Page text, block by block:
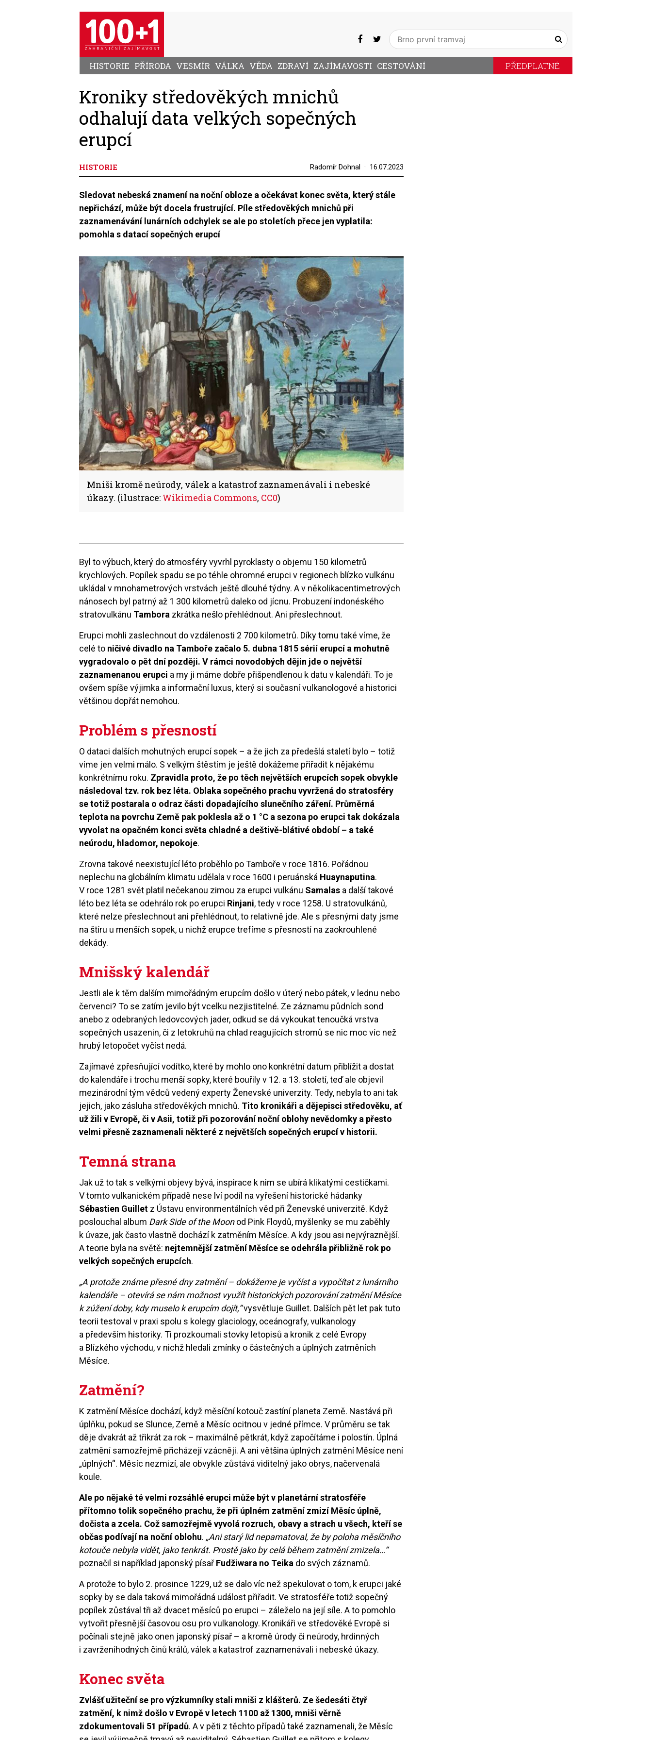
HISTORIE PŘÍRODA VESMÍR VÁLKA VĚDA ZDRAVÍ ZAJÍMAVOSTI CESTOVÁNÍ PŘEDPLATNÉ
Kroniky středověkých mnichů
odhalují data velkých sopečných
erupcí
HISTORIE Radomír Dohnal 16.07.2023
Sledovat nebeská znamení na noční obloze a očekávat konec světa, který stále
nepřichází, může být docela frustrující. Píle středověkých mnichů při
zaznamenávání lunárních odchylek se ale po stoletích přece jen vyplatila:
pomohla s datací sopečných erupcí
Mniši kromě neúrody, válek a katastrof zaznamenávali i nebeské
úkazy. (ilustrace: Wikimedia Commons, CC0)
Byl to výbuch, který do atmosféry vyvrhl pyroklasty o objemu 150 kilometrů
krychlových. Popílek spadu se po téhle ohromné erupci v regionech blízko vulkánu
ukládal v mnohametrových vrstvách ještě dlouhé týdny. A v několikacentimetrových
nánosech byl patrný až 1 300 kilometrů daleko od jícnu. Probuzení indonéského
stratovulkánu Tambora zkrátka nešlo přehlédnout. Ani přeslechnout.
Erupci mohli zaslechnout do vzdálenosti 2 700 kilometrů. Díky tomu také víme, že
celé to ničivé divadlo na Tamboře začalo 5. dubna 1815 sérií erupcí a mohutně
vygradovalo o pět dní později. V rámci novodobých dějin jde o největší
zaznamenanou erupci a my ji máme dobře přišpendlenou k datu v kalendáři. To je
ovšem spíše výjimka a informační luxus, který si současní vulkanologové a historici
většinou dopřát nemohou.
Problém s přesností
O dataci dalších mohutných erupcí sopek – a že jich za předešlá staletí bylo – totiž
víme jen velmi málo. S velkým štěstím je ještě dokážeme přiřadit k nějakému
konkrétnímu roku. Zpravidla proto, že po těch největších erupcích sopek obvykle
následoval tzv. rok bez léta. Oblaka sopečného prachu vyvržená do stratosféry
se totiž postarala o odraz části dopadajícího slunečního záření. Průměrná
teplota na povrchu Země pak poklesla až o 1 °C a sezona po erupci tak dokázala
vyvolat na opačném konci světa chladné a deštivě-blátivé období – a také
neúrodu, hladomor, nepokoje.
Zrovna takové neexistující léto proběhlo po Tamboře v roce 1816. Pořádnou
neplechu na globálním klimatu udělala v roce 1600 i peruánská Huaynaputina.
V roce 1281 svět platil nečekanou zimou za erupci vulkánu Samalas a další takové
léto bez léta se odehrálo rok po erupci Rinjani, tedy v roce 1258. U stratovulkánů,
které nelze přeslechnout ani přehlédnout, to relativně jde. Ale s přesnými daty jsme
na štíru u menších sopek, u nichž erupce trefíme s přesností na zaokrouhlené
dekády.
Mnišský kalendář
Jestli ale k těm dalším mimořádným erupcím došlo v úterý nebo pátek, v lednu nebo
červenci? To se zatím jevilo být vcelku nezjistitelné. Ze záznamu půdních sond
anebo z odebraných ledovcových jader, odkud se dá vykoukat tenoučká vrstva
sopečných usazenin, či z letokruhů na chlad reagujících stromů se nic moc víc než
hrubý letopočet vyčíst nedá.
Zajímavé zpřesňující vodítko, které by mohlo ono konkrétní datum přiblížit a dostat
do kalendáře i trochu menší sopky, které bouřily v 12. a 13. století, teď ale objevil
mezinárodní tým vědců vedený experty Ženevské univerzity. Tedy, nebyla to ani tak
jejich, jako zásluha středověkých mnichů. Tito kronikáři a dějepisci středověku, ať
už žili v Evropě, či v Asii, totiž při pozorování noční oblohy nevědomky a přesto
velmi přesně zaznamenali některé z největších sopečných erupcí v historii.
Temná strana
Jak už to tak s velkými objevy bývá, inspirace k nim se ubírá klikatými cestičkami.
V tomto vulkanickém případě nese lví podíl na vyřešení historické hádanky
Sébastien Guillet z Ústavu environmentálních věd při Ženevské univerzitě. Když
poslouchal album Dark Side of the Moonod Pink Floydů, myšlenky se mu zaběhly
k úvaze, jak často vlastně dochází k zatměním Měsíce. A kdy jsou asi nejvýraznější.
A teorie byla na světě: nejtemnější zatmění Měsíce se odehrála přibližně rok po
velkých sopečných erupcích.
„A protože známe přesné dny zatmění – dokážeme je vyčíst a vypočítat z lunárního
kalendáře – otevírá se nám možnost využít historických pozorování zatmění Měsíce
k zúžení doby, kdy muselo k erupcím dojít,“vysvětluje Guillet. Dalších pět let pak tuto
teorii testoval v praxi spolu s kolegy glaciology, oceánografy, vulkanology
a především historiky. Ti prozkoumali stovky letopisů a kronik z celé Evropy
a Blízkého východu, v nichž hledali zmínky o částečných a úplných zatměních
Měsíce.
Zatmění?
K zatmění Měsíce dochází, když měsíční kotouč zastíní planeta Země. Nastává při
úplňku, pokud se Slunce, Země a Měsíc ocitnou v jedné přímce. V průměru se tak
děje dvakrát až třikrát za rok – maximálně pětkrát, když započítáme i polostín. Úplná
zatmění samozřejmě přicházejí vzácněji. A ani většina úplných zatmění Měsíce není
„úplných“. Měsíc nezmizí, ale obvykle zůstává viditelný jako obrys, načervenalá
koule.
Ale po nějaké té velmi rozsáhlé erupci může být v planetární stratosféře
přítomno tolik sopečného prachu, že při úplném zatmění zmizí Měsíc úplně,
dočista a zcela. Což samozřejmě vyvolá rozruch, obavy a strach u všech, kteří se
občas podívají na noční oblohu. „Ani starý lid nepamatoval, že by poloha měsíčního
kotouče nebyla vidět, jako tenkrát. Prostě jako by celá během zatmění zmizela…“
poznačil si například japonský písař Fudžiwara no Teika do svých záznamů.
A protože to bylo 2. prosince 1229, už se dalo víc než spekulovat o tom, k erupci jaké
sopky by se dala taková mimořádná událost přiřadit. Ve stratosféře totiž sopečný
popílek zůstával tři až dvacet měsíců po erupci – záleželo na její síle. A to pomohlo
vytvořit přesnější časovou osu pro vulkanology. Kronikáři ve středověké Evropě si
počínali stejně jako onen japonský písař – a kromě úrody či neúrody, hrdinných
i zavrženíhodných činů králů, válek a katastrof zaznamenávali i nebeské úkazy.
Konec světa
Zvlášť užiteční se pro výzkumníky stali mniši z klášterů. Ze šedesáti čtyř
zatmění, k nimž došlo v Evropě v letech 1100 až 1300, mniši věrně
zdokumentovali 51 případů. A v pěti z těchto případů také zaznamenali, že Měsíc